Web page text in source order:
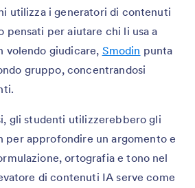
utilizza i generatori di contenuti
pensati per aiutare chi li usa a
volendo giudicare, Smodin punta
gruppo, concentrandosi
gli studenti utilizzerebbero gli
per approfondire un argomento e
ortografia e tono nel
di contenuti IA serve come